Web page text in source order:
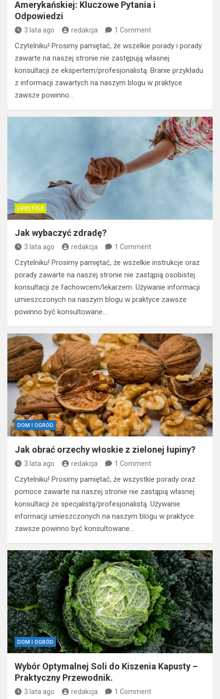
Amerykańskiej: Kluczowe Pytania i
Odpowiedzi
3 lata ago redakcja 1 Comment
Czytelniku! Prosimy pamiętać, że wszelkie porady i porady
zawarte na naszej stronie nie zastępują własnej
konsultacji ze ekspertem/profesjonalistą. Branie przykładu
z informacji zawartych na naszym blogu w praktyce
zawsze powinno…
LIFESTYLE
Jak wybaczyć zdradę?
3 lata ago redakcja 1 Comment
Czytelniku! Prosimy pamiętać, że wszelkie instrukcje oraz
porady zawarte na naszej stronie nie zastąpią osobistej
konsultacji ze fachowcem/lekarzem. Używanie informacji
umieszczonych na naszym blogu w praktyce zawsze
powinno być konsultowane…
DOM I OGRÓD
Jak obrać orzechy włoskie z zielonej łupiny?
3 lata ago redakcja 1 Comment
Czytelniku! Prosimy pamiętać, że wszystkie porady oraz
pomoce zawarte na naszej stronie nie zastąpią własnej
konsultacji ze specjalistą/profesjonalistą. Używanie
informacji umieszczonych na naszym blogu w praktyce
zawsze powinno być konsultowane…
DOM I OGRÓD
Wybór Optymalnej Soli do Kiszenia Kapusty –
Praktyczny Przewodnik.
3 lata ago redakcja 1 Comment